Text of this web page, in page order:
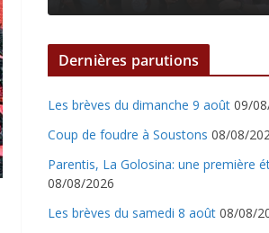
Dernières parutions
Les brèves du dimanche 9 août 09/
Coup de foudre à Soustons 08/08/
Parentis, La Golosina: une première
08/08/2026
Les brèves du samedi 8 août 08/08/